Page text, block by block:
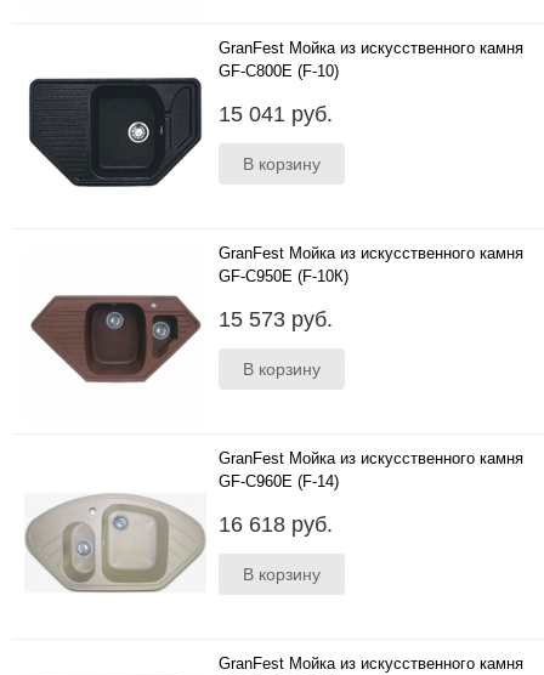
GranFest Мойка из искусственного камня
GF-C800E (F-10)
терракот; Размер (мм):800*500; Глубина чаши
15 041 руб.
GranFest Мойка из искусственного камня
GF-C950E (F-10К)
терракот; Размер (мм):950*500; Глубина чаши
15 573 руб.
GranFest Мойка из искусственного камня
GF-C960E (F-14)
терракот; Размер (мм):960*510; Глубина чаши
16 618 руб.
GranFest Мойка из искусственного камня